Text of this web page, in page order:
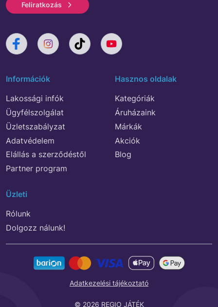
Feliratkozás
Információk
Lakossági infók
Ügyfélszolgálat
Üzletszabályzat
Adatvédelem
Elállás a szerződéstől
Partner program
Hasznos oldalak
Kategóriák
Áruházaink
Márkák
Akciók
Blog
Üzleti
Rólunk
Dolgozz nálunk!
© 2026 REGIO JÁTÉK
Adatkezelési tájékoztató